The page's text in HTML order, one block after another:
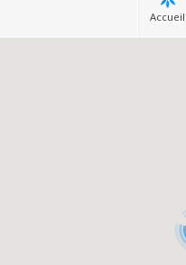
Accueil